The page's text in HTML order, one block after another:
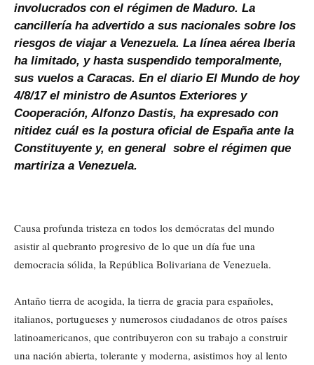
involucrados con el régimen de Maduro. La
cancillería ha advertido a sus nacionales sobre los
riesgos de viajar a Venezuela. La línea aérea Iberia
ha limitado, y hasta suspendido temporalmente,
sus vuelos a Caracas. En el diario El Mundo de hoy
4/8/17 el ministro de Asuntos Exteriores y
Cooperación, Alfonzo Dastis, ha expresado con
nitidez cuál es la postura oficial de España ante la
Constituyente y, en general sobre el régimen que
martiriza a Venezuela.
Causa profunda tristeza en todos los demócratas del mundo
asistir al quebranto progresivo de lo que un día fue una
democracia sólida, la República Bolivariana de Venezuela.
Antaño tierra de acogida, la tierra de gracia para españoles,
italianos, portugueses y numerosos ciudadanos de otros países
latinoamericanos, que contribuyeron con su trabajo a construir
una nación abierta, tolerante y moderna, asistimos hoy al lento